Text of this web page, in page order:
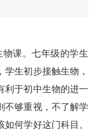
课。七年级的学生
生初步接触生物，
利于初中生物的进一
不够重视，不了解学
何学好这门科目。